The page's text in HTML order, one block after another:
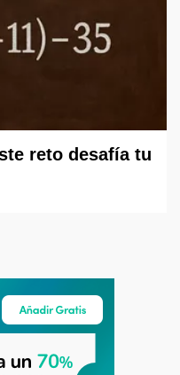
reto desafía tu